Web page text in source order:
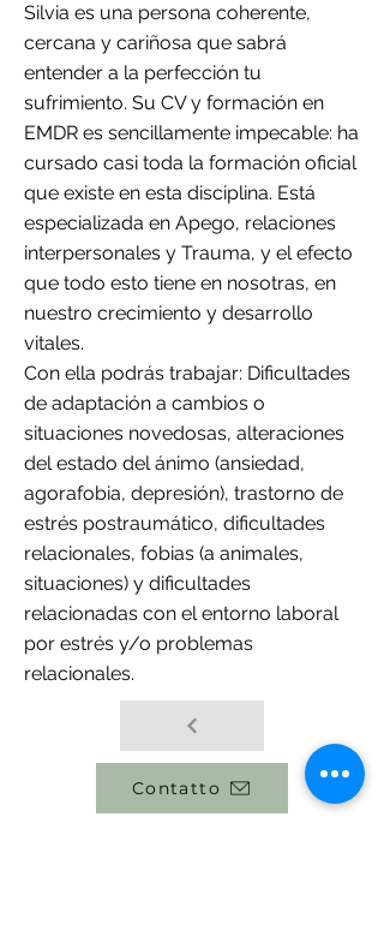
Silvia es una persona coherente,
cercana y cariñosa que sabrá
entender a la perfección tu
sufrimiento. Su CV y formación en
EMDR es sencillamente impecable: ha
cursado casi toda la formación oficial
que existe en esta disciplina. Está
especializada en Apego, relaciones
interpersonales y Trauma, y el efecto
que todo esto tiene en nosotras, en
nuestro crecimiento y desarrollo
vitales.
Con ella podrás trabajar: Dificultades
de adaptación a cambios o
situaciones novedosas, alteraciones
del estado del ánimo (ansiedad,
agorafobia, depresión), trastorno de
estrés postraumático, dificultades
relacionales, fobias (a animales,
situaciones) y dificultades
relacionadas con el entorno laboral
por estrés y/o problemas
relacionales.
Contatto